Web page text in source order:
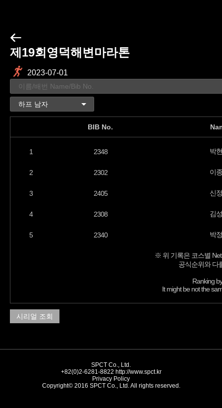
제19회영덕해변마라톤
2023-07-01
BIB No.
1 2348 박
2 2302 이
3 2405 신
4 2308 김
5 2340 박
※ 위 기록은 코스별
공식순위와 다
Ranking
It might be not the
시리얼 조회
SPCT Co., Ltd.
+82(0)2-6281-8822 http://www.spct.kr
Privacy Policy
Copyright© 2016 SPCT Co., Ltd. All rights reserved.